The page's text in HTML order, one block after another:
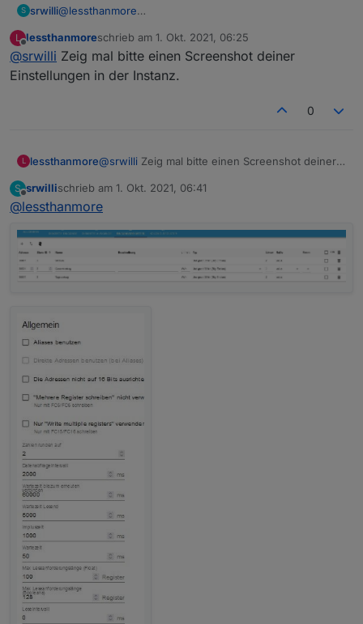
S srwilli@lessthanmore
Ist genauso wie vorher: Nach Neustart vom Adapter geht
L
Offline
lessthanmoreschrieb am 1. Okt. 2021, 06:25
zuletzt editiert von
@srwilli Zeig mal bitte einen Screenshot deiner
Einstellungen in der Instanz.
0
L lessthanmore@srwilli Zeig mal bitte einen Screenshot deiner
S
Offline
srwillischrieb am 1. Okt. 2021, 06:41
zuletzt editiert von
@lessthanmore